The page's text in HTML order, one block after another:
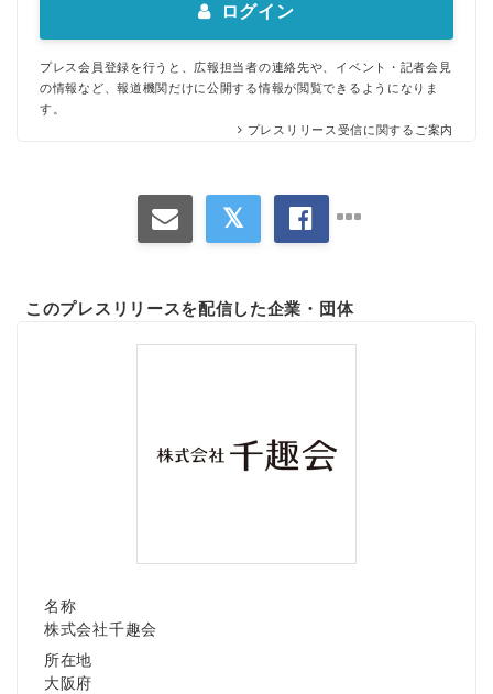
ログイン
プレス会員登録を行うと、広報担当者の連絡先や、イベント・記者会見
の情報など、報道機関だけに公開する情報が閲覧できるようになりま
す。
プレスリリース受信に関するご案内
このプレスリリースを配信した企業・団体
名称
株式会社千趣会
所在地
大阪府